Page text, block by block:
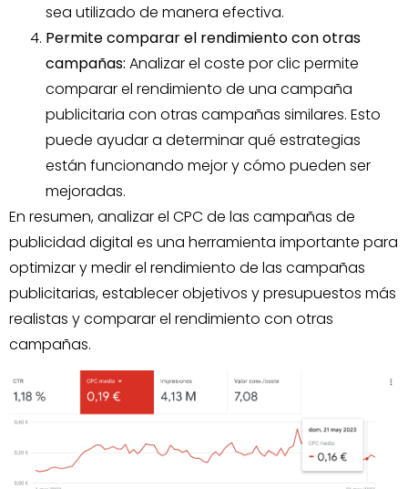
sea utilizado de manera efectiva.
Permite comparar el rendimiento con otras
campañas: Analizar el coste por clic permite
comparar el rendimiento de una campaña
publicitaria con otras campañas similares. Esto
puede ayudar a determinar qué estrategias
están funcionando mejor y cómo pueden ser
mejoradas.
En resumen, analizar el CPC de las campañas de
publicidad digital es una herramienta importante para
optimizar y medir el rendimiento de las campañas
publicitarias, establecer objetivos y presupuestos más
realistas y comparar el rendimiento con otras
campañas.